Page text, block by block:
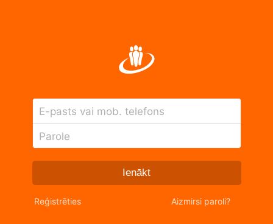
E-pasts vai mob. telefons
Parole
Ienākt
Reģistrēties Aizmirsi paroli?